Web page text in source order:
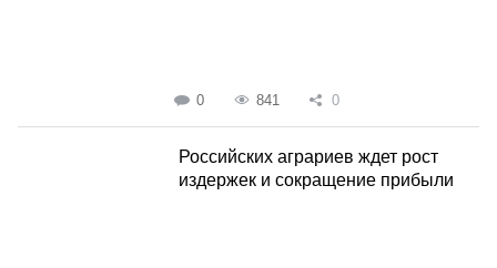
0 841 0
Российских аграриев ждет рост
издержек и сокращение прибыли